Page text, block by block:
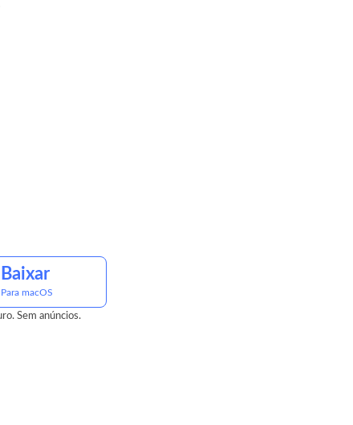
Baixar
Para macOS
Sem anúncios.